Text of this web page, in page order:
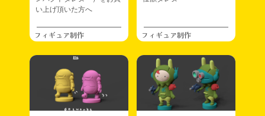
い上げ頂いた方へ
フィギュア制作 フィギュア制作